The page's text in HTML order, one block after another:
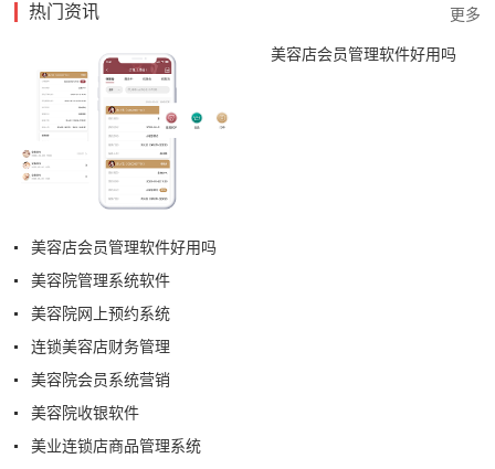
热门资讯
美容店会员管理软件好用吗
美容店会员管理软件好用吗
美容院管理系统软件
美容院网上预约系统
连锁美容店财务管理
美容院会员系统营销
美容院收银软件
美业连锁店商品管理系统